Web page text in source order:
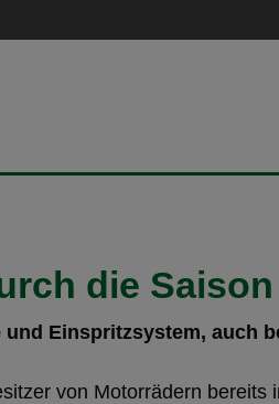
die Saison​
Einspritzsystem, auch
von Motorrädern bereits